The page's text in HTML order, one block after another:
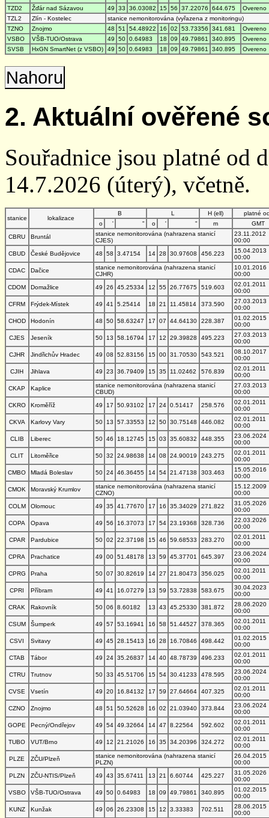
TZD2
Žďár nad Sázavou 49 33 36.03082 15 56 37.22076 644.675
Overeno
TZL2
Zlín - Kostelec
stanice nemonitorována (vyřazena z monitoringu)
TZNO
Znojmo 48 51 54.48922 16 02 53.73356 341.681
Overeno
VSBO
VŠB-TUO/Ostrava 49 50 0.64983 18 09 49.79861 340.895
Overeno
SVSB
HxGN SmartNet (z VSBO) 49 50 0.64983 18 09 49.79861 340.895 Overeno
Nahoru
2. Aktuální ověřené
Souřadnice jsou platné od
14.7.2026 (úterý), včetně.
stanice lokalizace
B L H (ell)
platné
o
' " o ' " m
GMT
CBRU
Bruntál
stanice nemonitorována (nahrazena stanicí
CJES)
23.11.2012
00:00
CBUD
České Budějovice 48 58 3.47154 14 28 30.97608 456.223
15.04.2013
00:00
CDAC
Dačice
stanice nemonitorována (nahrazena stanicí
CJHR)
10.01.2016
00:00
CDOM
Domažlice 49 26 45.25334 12 55 26.77675 519.603
02.01.2011
00:00
CFRM
Frýdek-Místek 49 41 5.25414 18 21 11.45814 373.590
27.03.2013
00:00
CHOD
Hodonín 48 50 58.63247 17 07 44.64130 228.387
01.02.2015
00:00
CJES
Jeseník 50 13 58.16794 17 12 29.39828 495.223
27.03.2013
00:00
CJHR
Jindřichův Hradec 49 08 52.83156 15 00 31.70530 543.521
08.10.2017
00:00
CJIH
Jihlava 49 23 36.79409 15 35 11.02462 576.839
02.01.2011
00:00
CKAP
Kaplice
stanice nemonitorována (nahrazena stanicí
CBUD)
27.03.2013
00:00
CKRO
Kroměříž 49 17 50.93102 17 24 0.51417 258.576
02.01.2011
00:00
CKVA
Karlovy Vary 50 13 57.33553 12 50 30.75148 446.082
02.01.2011
00:00
CLIB
Liberec 50 46 18.12745 15 03 35.60832 448.355
23.06.2024
00:00
CLIT
Litoměřice 50 32 24.98638 14 08 24.90019 243.275
02.01.2011
00:00
CMBO
Mladá Boleslav 50 24 46.36455 14 54 21.47138 303.463
15.05.2016
00:00
CMOK
Moravský Krumlov
stanice nemonitorována (nahrazena stanicí
CZNO)
15.12.2009
00:00
COLM
Olomouc 49 35 41.77670 17 16 35.34029 271.822
31.05.2026
00:00
COPA
Opava 49 56 16.37073 17 54 23.19368 328.736
22.03.2026
00:00
CPAR
Pardubice 50 02 22.37198 15 46 59.68533 283.270
02.01.2011
00:00
CPRA
Prachatice 49 00 51.48178 13 59 45.37701 645.397
23.06.2024
00:00
CPRG
Praha 50 07 30.82619 14 27 21.80473 356.025
02.01.2011
00:00
CPRI
Příbram 49 41 16.07279 13 59 53.72838 583.675
30.04.2023
00:00
CRAK
Rakovník 50 06 8.60182 13 43 45.25330 381.872
28.06.2020
00:00
CSUM
Šumperk 49 57 53.16941 16 58 51.44527 378.365
02.01.2011
00:00
CSVI
Svitavy 49 45 28.15413 16 28 16.70846 498.442
01.02.2015
00:00
CTAB
Tábor 49 24 35.26837 14 40 48.78739 496.233
02.01.2011
00:00
CTRU
Trutnov 50 33 45.51706 15 54 30.41233 478.595
23.06.2024
00:00
CVSE
Vsetín 49 20 16.84132 17 59 27.64664 407.325
02.01.2011
00:00
CZNO
Znojmo 48 51 50.52628 16 02 21.03940 373.844
23.06.2024
00:00
GOPE
Pecný/Ondřejov 49 54 49.32664 14 47 8.22564 592.602
02.01.2011
00:00
TUBO
VUT/Brno 49 12 21.21026 16 35 34.20396 324.272
02.01.2011
00:00
PLZE
ZČU/Plzeň
stanice nemonitorována (nahrazena stanicí
PLZN)
26.04.2015
00:00
PLZN
ZČU-NTIS/Plzeň 49 43 35.67411 13 21 6.60744 425.227
31.05.2026
00:00
VSBO
VŠB-TUO/Ostrava 49 50 0.64983 18 09 49.79861 340.895
01.02.2015
00:00
KUNZ
Kunžak 49 06 26.23308 15 12 3.33383 702.511
28.06.2015
00:00